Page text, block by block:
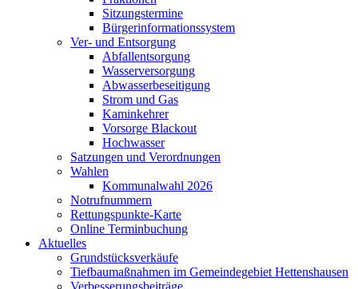
Sitzungstermine
Bürgerinformationssystem
Ver- und Entsorgung
Abfallentsorgung
Wasserversorgung
Abwasserbeseitigung
Strom und Gas
Kaminkehrer
Vorsorge Blackout
Hochwasser
Satzungen und Verordnungen
Wahlen
Kommunalwahl 2026
Notrufnummern
Rettungspunkte-Karte
Online Terminbuchung
Aktuelles
Grundstücksverkäufe
Tiefbaumaßnahmen im Gemeindegebiet Hettenshausen
Verbesserungsbeiträge